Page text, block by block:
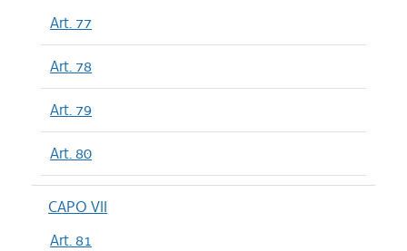
Art. 77
Art. 78
Art. 79
Art. 80
CAPO VII
Art. 81